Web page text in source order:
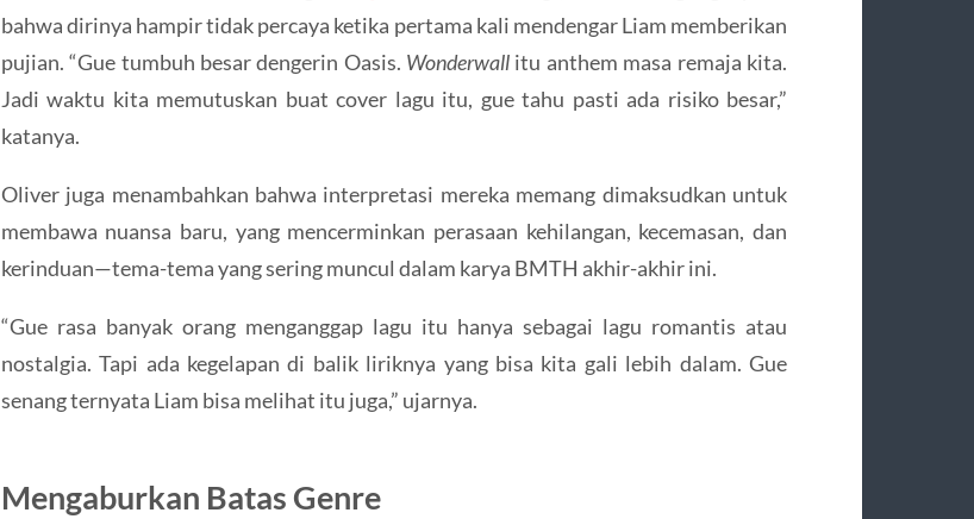
bahwa dirinya hampir tidak percaya ketika pertama kali mendengar Liam memberikan
pujian. “Gue tumbuh besar dengerin Oasis. Wonderwall itu anthem masa remaja kita.
Jadi waktu kita memutuskan buat cover lagu itu, gue tahu pasti ada risiko besar,”
katanya.
Oliver juga menambahkan bahwa interpretasi mereka memang dimaksudkan untuk
membawa nuansa baru, yang mencerminkan perasaan kehilangan, kecemasan, dan
kerinduan—tema-tema yang sering muncul dalam karya BMTH akhir-akhir ini.
“Gue rasa banyak orang menganggap lagu itu hanya sebagai lagu romantis atau
nostalgia. Tapi ada kegelapan di balik liriknya yang bisa kita gali lebih dalam. Gue
senang ternyata Liam bisa melihat itu juga,” ujarnya.
Mengaburkan Batas Genre